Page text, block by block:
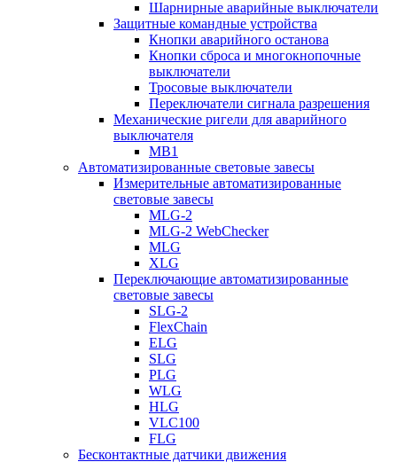
Шарнирные аварийные выключатели
Защитные командные устройства
Кнопки аварийного останова
Кнопки сброса и многокнопочные
выключатели
Тросовые выключатели
Переключатели сигнала разрешения
Механические ригели для аварийного
выключателя
MB1
Автоматизированные световые завесы
Измерительные автоматизированные
световые завесы
MLG-2
MLG-2 WebChecker
MLG
XLG
Переключающие автоматизированные
световые завесы
SLG-2
FlexChain
ELG
SLG
PLG
WLG
HLG
VLC100
FLG
Бесконтактные датчики движения